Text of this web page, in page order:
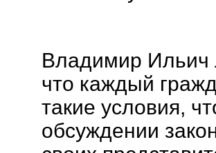
Владимир Ильич
что каждый
такие условия,
обсуждении